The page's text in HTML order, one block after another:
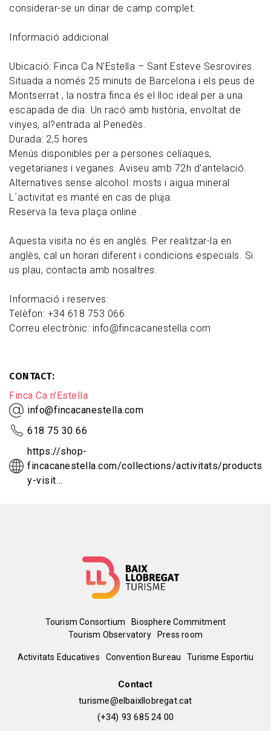
considerar-se un dinar de camp complet.
Informació addicional
Ubicació: Finca Ca N'Estella – Sant Esteve Sesrovires.
Situada a només 25 minuts de Barcelona i els peus de
Montserrat , la nostra finca és el lloc ideal per a una
escapada de dia. Un racó amb història, envoltat de
vinyes, al?entrada al Penedès.
Durada: 2,5 hores
Menús disponibles per a persones celíaques,
vegetarianes i veganes. Aviseu amb 72h d'antelació.
Alternatives sense alcohol: mosts i aigua mineral
L´activitat es manté en cas de pluja.
Reserva la teva plaça online .
Aquesta visita no és en anglès. Per realitzar-la en
anglès, cal un horari diferent i condicions especials. Si
us plau, contacta amb nosaltres.
Informació i reserves:
Telèfon: +34 618 753 066
Correu electrònic: info@fincacanestella.com
CONTACT
Finca Ca n'Estella
info@fincacanestella.com
618 75 30 66
https://shop-
fincacanestella.com/collections/activitats/products/
y-visit…
Menú
del
Tourism Consortium
Biosphere Commitment
Tourism Observatory
Press room
Peu
Activitats Educatives Convention Bureau Turisme Esportiu
Contact
turisme@elbaixllobregat.cat
(+34) 93 685 24 00